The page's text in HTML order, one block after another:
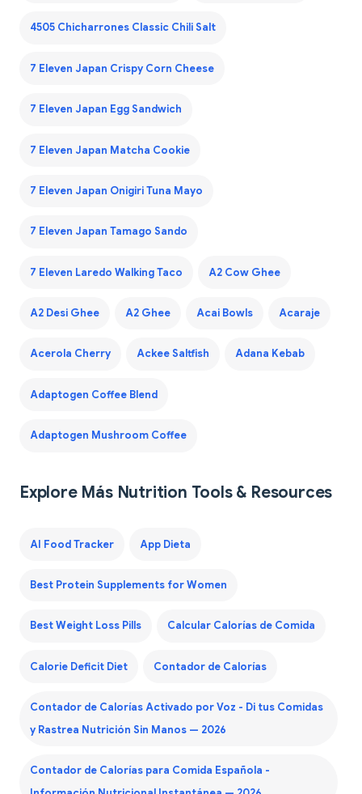
4505 Chicharrones Classic Chili Salt
7 Eleven Japan Crispy Corn Cheese
7 Eleven Japan Egg Sandwich
7 Eleven Japan Matcha Cookie
7 Eleven Japan Onigiri Tuna Mayo
7 Eleven Japan Tamago Sando
7 Eleven Laredo Walking Taco A2 Cow Ghee
A2 Desi Ghee A2 Ghee Acai Bowls Acaraje
Acerola Cherry Ackee Saltfish Adana Kebab
Adaptogen Coffee Blend
Adaptogen Mushroom Coffee
Explore Más Nutrition Tools & Resources
AI Food Tracker App Dieta
Best Protein Supplements for Women
Best Weight Loss Pills Calcular Calorías de Comida
Calorie Deficit Diet Contador de Calorías
Contador de Calorías Activado por Voz - Di tus Comidas
y Rastrea Nutrición Sin Manos — 2026
Contador de Calorías para Comida Española -